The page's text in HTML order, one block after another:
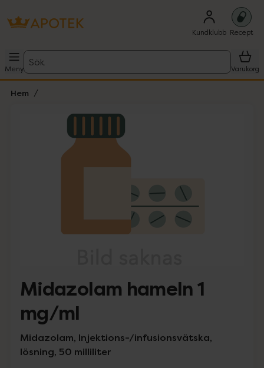
Kundklubb Recept
Meny
Sök
Varukorg
Hem
Lista: . Innehåller 1 objekt.
Midazolam hameln 1
mg/ml
Midazolam, Injektions-/infusionsvätska,
lösning, 50 milliliter